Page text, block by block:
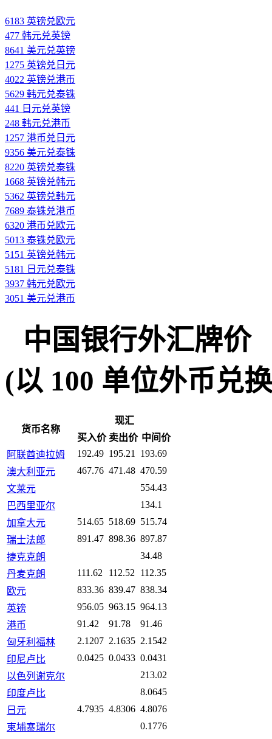
6183 英镑兑欧元
477 韩元兑英镑
8641 美元兑英镑
1275 英镑兑日元
4022 英镑兑港币
5629 韩元兑泰铢
441 日元兑英镑
248 韩元兑港币
1257 港币兑日元
9356 美元兑泰铢
8220 英镑兑泰铢
1668 英镑兑韩元
5362 英镑兑韩元
7689 泰铢兑港币
6320 港币兑欧元
5013 泰铢兑欧元
5151 英镑兑韩元
5181 日元兑泰铢
3937 韩元兑欧元
3051 美元兑港币
中国银行外汇牌价
(以 100 单位外币兑
货币名称
现汇
买入价 卖出价 中间价
阿联酋迪拉姆
192.49 195.21
193.69
澳大利亚元
467.76 471.48 470.59
文莱元
554.43
巴西里亚尔
134.1
加拿大元
514.65 518.69 515.74
瑞士法郎
891.47 898.36 897.87
捷克克朗
34.48
丹麦克朗
111.62 112.52
112.35
欧元
833.36 839.47 838.34
英镑
956.05 963.15 964.13
港币
91.42 91.78
91.46
匈牙利福林
2.1207 2.1635 2.1542
印尼卢比
0.0425 0.0433 0.0431
以色列谢克尔
213.02
印度卢比
8.0645
日元
4.7935 4.8306 4.8076
柬埔寨瑞尔
0.1776